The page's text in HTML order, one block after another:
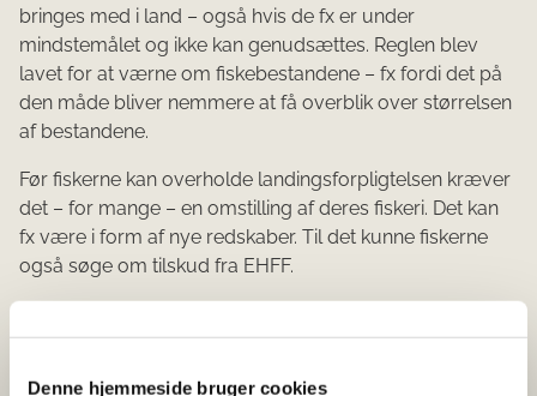
Denne hjemmeside bruger cookies
bringes med i land – også hvis de fx er under
mindstemålet og ikke kan genudsættes. Reglen blev
lavet for at værne om fiskebestandene – fx fordi det på
den måde bliver nemmere at få overblik over størrelsen
af bestandene.
Før fiskerne kan overholde landingsforpligtelsen kræver
det – for mange – en omstilling af deres fiskeri. Det kan
fx være i form af nye redskaber. Til det kunne fiskerne
også søge om tilskud fra EHFF.
projekter, der bidrager til omstilling af fiskeriet i